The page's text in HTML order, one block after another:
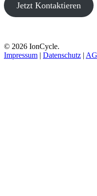
Jetzt Kontaktieren
© 2026 IonCycle.
Impressum | Datenschutz |